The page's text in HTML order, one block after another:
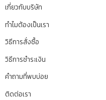
เกี่ยวกับบริษัท
ทำไมต้องเป็นเรา
วิธีการสั่งซื้อ
วิธีการชำระเงิน
คำถามที่พบบ่อย
ติดต่อเรา